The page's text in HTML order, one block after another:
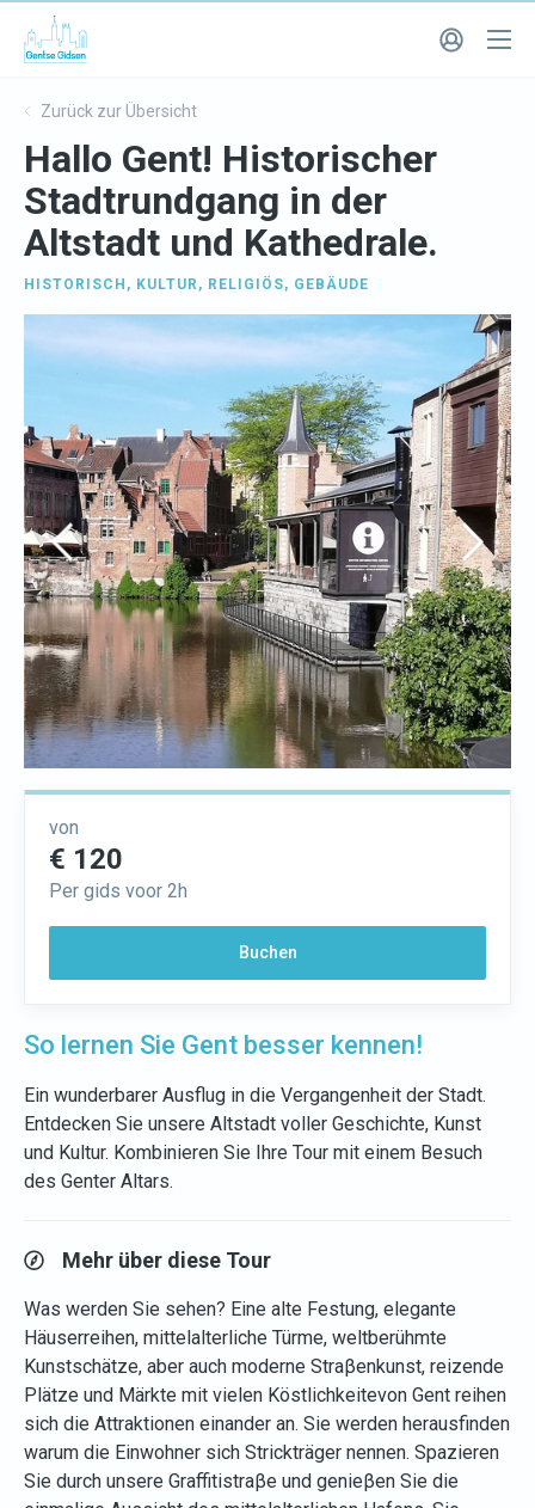
Zurück zur Übersicht
Hallo Gent! Historischer
Stadtrundgang in der
Altstadt und Kathedrale.
HISTORISCH , KULTUR , RELIGIÖS, GEBÄUDE
von
€ 120
Per gids voor 2h
Buchen
So lernen Sie Gent besser kennen!
Ein wunderbarer Ausflug in die Vergangenheit der Stadt.
Entdecken Sie unsere Altstadt voller Geschichte, Kunst
und Kultur. Kombinieren Sie Ihre Tour mit einem Besuch
des Genter Altars.
Mehr über diese Tour
Was werden Sie sehen? Eine alte Festung, elegante
Häuserreihen, mittelalterliche Türme, weltberühmte
Kunstschätze, aber auch moderne Straβenkunst, reizende
Plätze und Märkte mit vielen Köstlichkeitevon Gent reihen
sich die Attraktionen einander an. Sie werden herausfinden
warum die Einwohner sich Strickträger nennen. Spazieren
Sie durch unsere Graffitistraβe und genieβen Sie die